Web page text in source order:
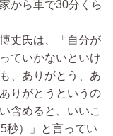
から車で30分くら
丈氏は、「自分が
ていかないといけ
、ありがとう、あ
りがとうというの
含めると、いいこ
秒）」と言ってい